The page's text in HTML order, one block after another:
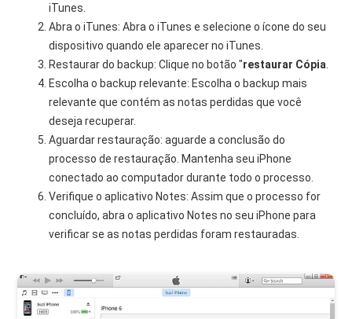
iTunes.
Abra o iTunes: Abra o iTunes e selecione o ícone do seu
dispositivo quando ele aparecer no iTunes.
Restaurar do backup: Clique no botão "restaurar Cópia
Escolha o backup relevante: Escolha o backup mais
relevante que contém as notas perdidas que você
deseja recuperar.
Aguardar restauração: aguarde a conclusão do
processo de restauração. Mantenha seu iPhone
conectado ao computador durante todo o processo.
Verifique o aplicativo Notes: Assim que o processo for
concluído, abra o aplicativo Notes no seu iPhone para
verificar se as notas perdidas foram restauradas.